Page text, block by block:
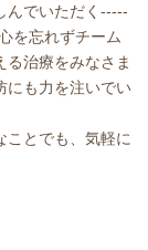
んでいただく-----
を忘れずチーム
治療をみなさま
にも力を注いでい
ことでも、気軽に